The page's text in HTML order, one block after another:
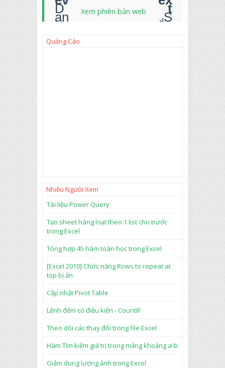
D
an
h
ch
S
ắp
Xem phiên bản web
Quảng Cáo
Nhiều Người Xem
Tài liệu Power Query
Tạo sheet hàng loạt theo 1 list cho trước
trong Excel
Tổng hợp 45 hàm toán học trong Excel
[Excel 2010] Chức năng Rows to repeat at
top bị ẩn
Cập nhật Pivot Table
Lệnh đếm có điều kiện - CountIF
Theo dõi các thay đổi trong file Excel
Hàm Tìm kiếm giá trị trong mảng khoảng a-b
Giảm dung lượng ảnh trong Excel